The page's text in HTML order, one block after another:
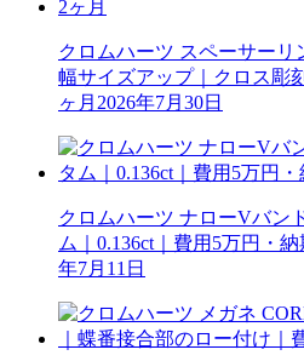
クロムハーツ スペーサー
幅サイズアップ｜クロス彫
ヶ月 2026年7月30日
クロムハーツ ナローVバン
ム｜0.136ct｜費用5万円・
年7月11日